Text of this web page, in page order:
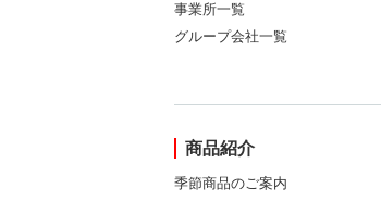
事業所一覧
グループ会社一覧
商品紹介
季節商品のご案内